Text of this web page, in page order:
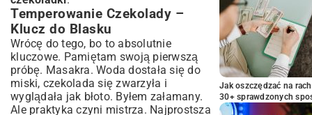
Temperowanie Czekolady –
Klucz do Blasku
Wrócę do tego, bo to absolutnie
kluczowe. Pamiętam swoją pierwszą
próbę. Masakra. Woda dostała się do
miski, czekolada się zwarzyła i
wyglądała jak błoto. Byłem załamany.
Ale praktyka czyni mistrza. Najprostsza
Jak oszczędzać na
30+ sprawdzonych